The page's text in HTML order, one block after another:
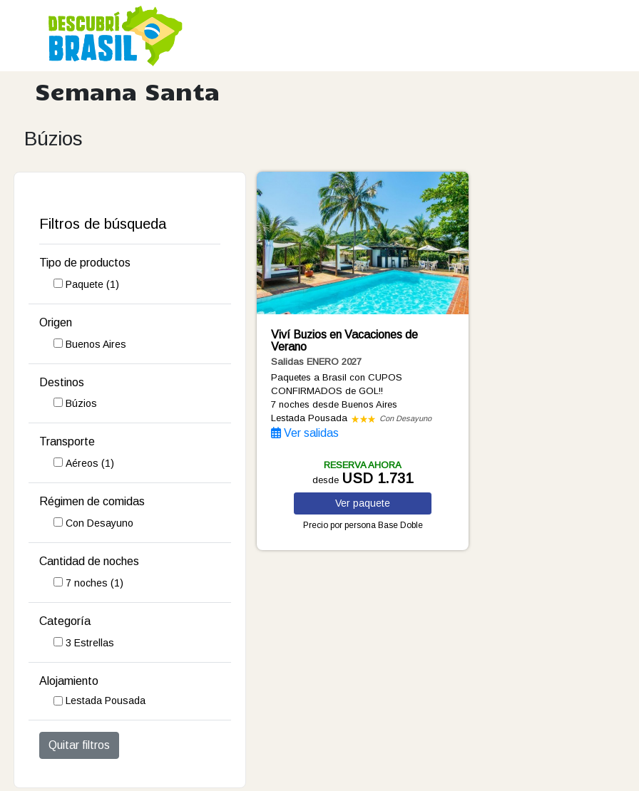
Semana Santa
Búzios
Filtros de búsqueda
Tipo de productos
Paquete(1)
Origen
Buenos Aires
Destinos
Búzios
Transporte
Aéreos(1)
Régimen de comidas
Con Desayuno
Cantidad de noches
7noches (1)
Categoría
3 Estrellas
Alojamiento
Lestada Pousada
Quitar filtros
Viví Buzios en Vacaciones de
Verano
Salidas ENERO 2027
Paquetes a Brasil con CUPOS
CONFIRMADOS de GOL!!
7 nochesdesde Buenos Aires
Lestada Pousada
Con Desayuno
Ver salidas
RESERVA AHORA
desde USD 1.731
Verpaquete
Precio por persona Base Doble